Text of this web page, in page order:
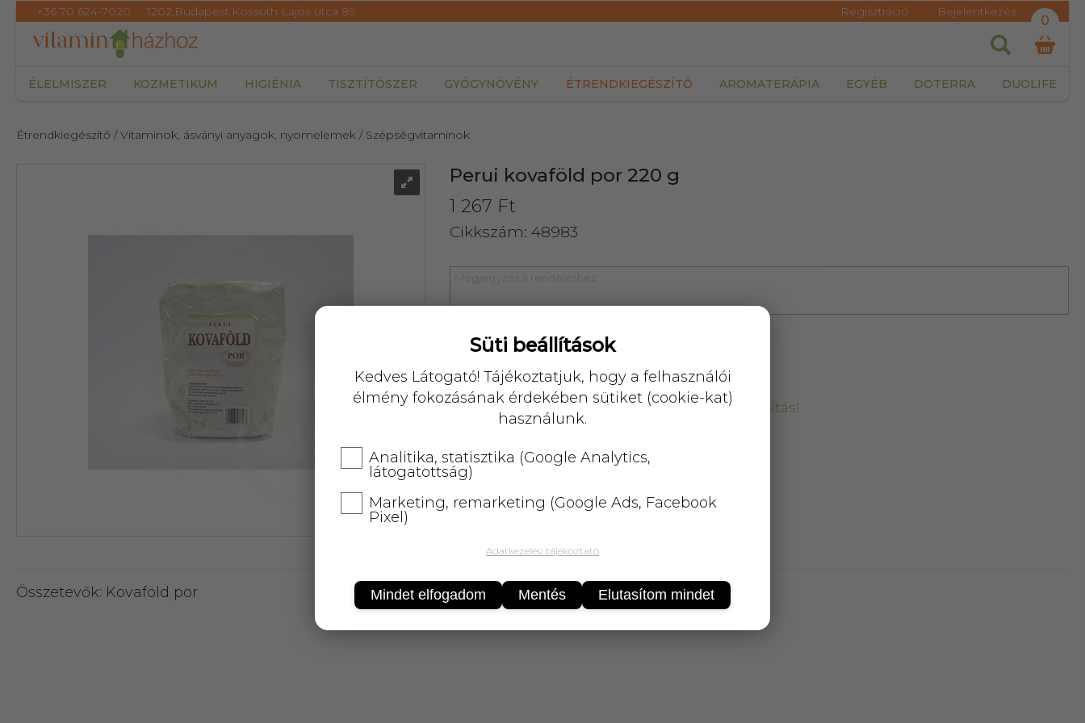
+36 70 624-7020 1202.Budapest.Kossuth Lajos utca 89 Regisztráció Bejelentkezés
0
ÉLELMISZER KOZMETIKUM HIGIÉNIA TISZTÍTÓSZER GYÓGYNÖVÉNY ÉTRENDKIEGÉSZÍTŐ AROMATERÁPIA EGYÉB DOTERRA DUOLIFE
Étrendkiegészítő / Vitaminok, ásványi anyagok, nyomelemek / Szépségvitaminok
Perui kovaföld por 220 g
1 267 Ft
Cikkszám: 48983
25 000 Ftfelett5 kg-igingyenes kiszállítás!
Összetevők: Kovaföld por
Süti beállítások
Kedves Látogató! Tájékoztatjuk, hogy a felhasználói
élmény fokozásának érdekében sütiket (cookie-kat)
használunk.
Analitika, statisztika (Google Analytics,
látogatottság)
Marketing, remarketing (Google Ads, Facebook
Pixel)
Adatkezelési tájékoztató
Mindet elfogadom Mentés Elutasítom mindet